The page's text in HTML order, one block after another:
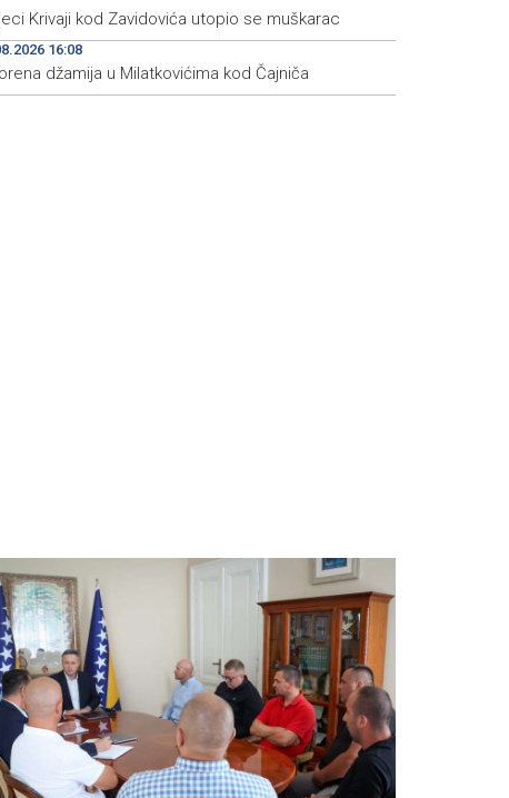
Krivaji kod Zavidovića utopio se muškarac
16:08
džamija u Milatkovićima kod Čajniča